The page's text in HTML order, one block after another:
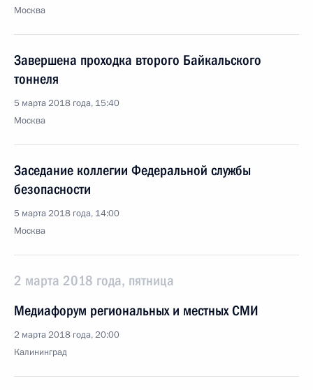
Москва
Завершена проходка второго Байкальского
тоннеля
5 марта 2018 года, 15:40
Москва
Заседание коллегии Федеральной службы
безопасности
5 марта 2018 года, 14:00
Москва
2 марта 2018 года, пятница
Медиафорум региональных и местных СМИ
2 марта 2018 года, 20:00
Калининград